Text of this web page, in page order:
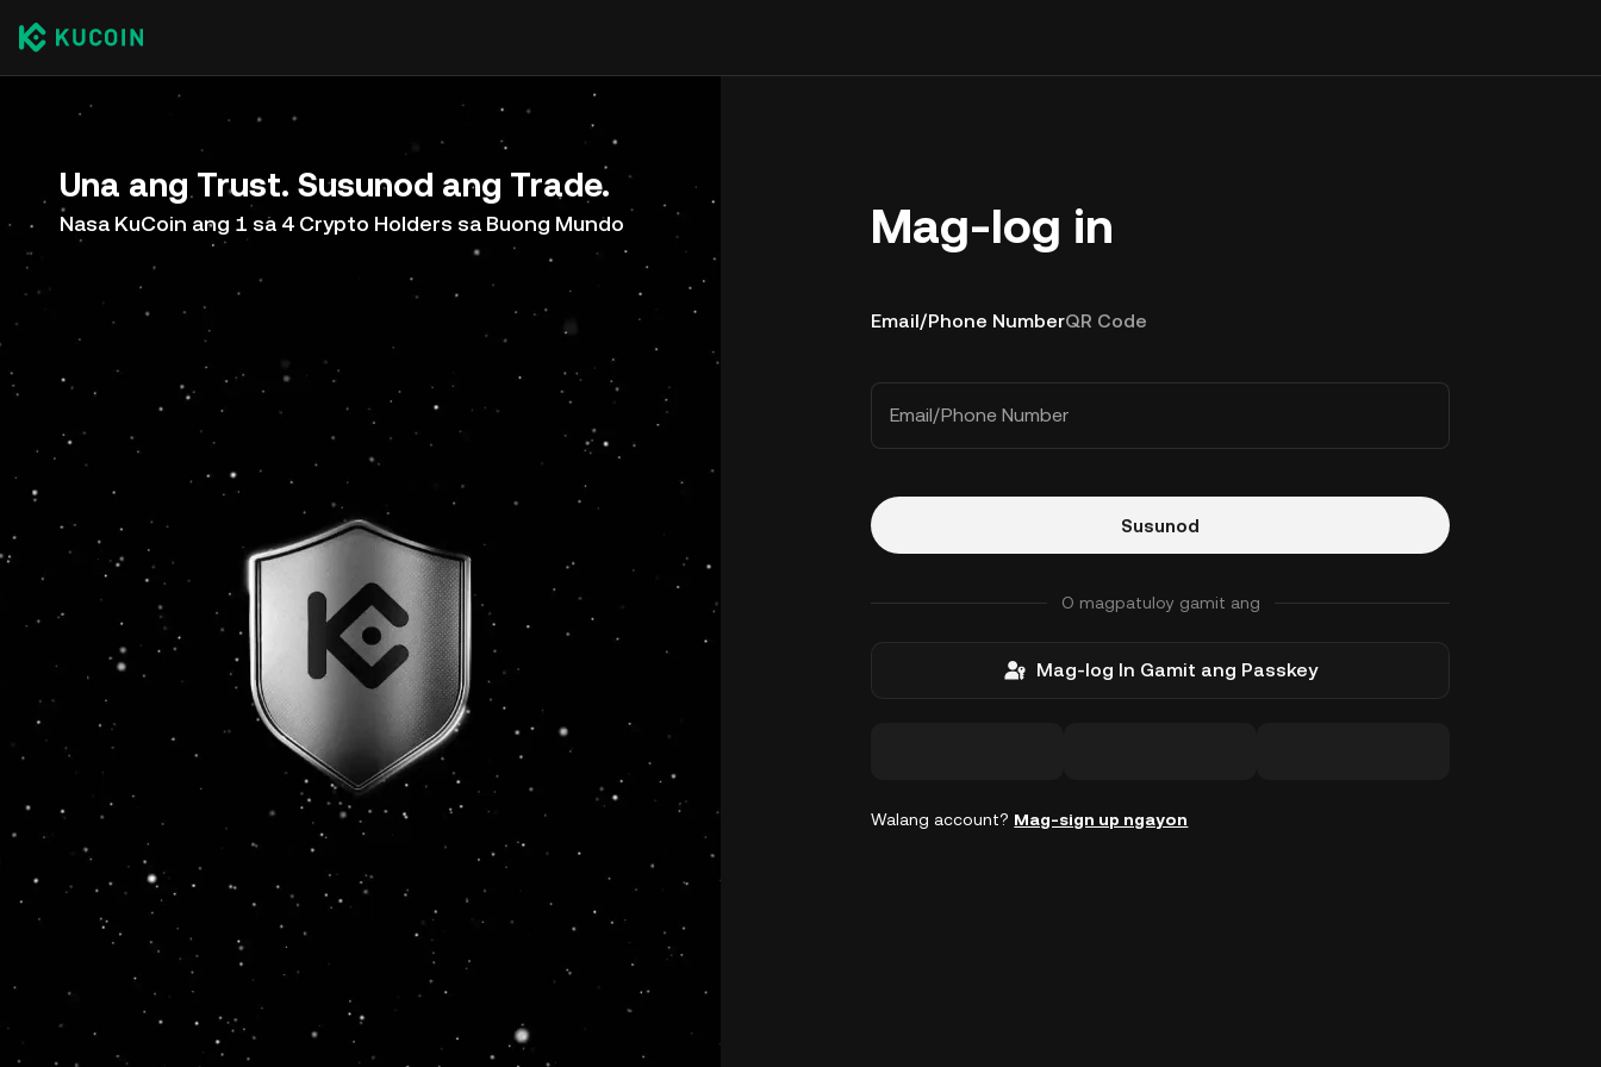
Una ang Trust. Susunod ang Trade.
Nasa KuCoin ang 1 sa 4 Crypto Holders sa Buong Mundo Mag-log in
Email/Phone NumberQR Code
Email/Phone Number
Susunod
O magpatuloy gamit ang
Mag-log In Gamit ang Passkey
Walang account? Mag-sign up ngayon